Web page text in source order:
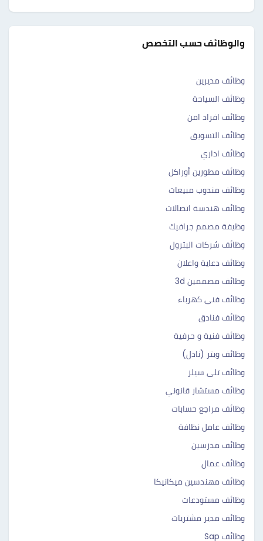
والوظائف حسب التخصص
وظائف مديرين
وظائف السياحة
وظائف افراد امن
وظائف التسويق
وظائف اداري
وظائف مطورين أوراكل
وظائف مندوب مبيعات
وظائف هندسة اتصالات
وظيفة مصمم جرافيك
وظائف شركات البترول
وظائف دعاية واعلان
وظائف مصممين 3d
وظائف فني كهرباء
وظائف فنادق
وظائف فنية و حرفية
وظائف ويتر (نادل)
وظائف تلى سيلز
وظائف مستشار قانوني
وظائف مراجع حسابات
وظائف عامل نظافة
وظائف مدرسين
وظائف عمال
وظائف مهندسين ميكانيكا
وظائف مستودعات
وظائف مدير مشتريات
وظائف Sap